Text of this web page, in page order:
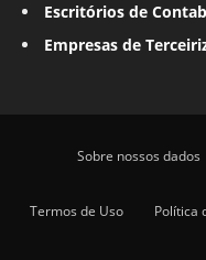
Escritórios de
Empresas de
Sobre nossos dados
Termos de Uso Política